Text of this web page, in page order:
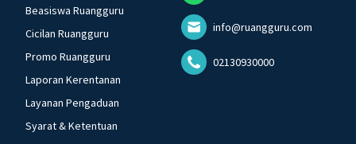
Beasiswa Ruangguru
Cicilan Ruangguru
Promo Ruangguru
Laporan Kerentanan
Layanan Pengaduan
Syarat & Ketentuan
info@ruangguru.com
02130930000